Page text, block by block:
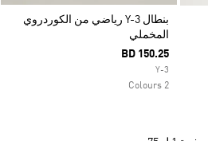
بنطال Y-3 رياضي من الكوردروي
المخملي
BD 150.25
Y-3
2 Colours